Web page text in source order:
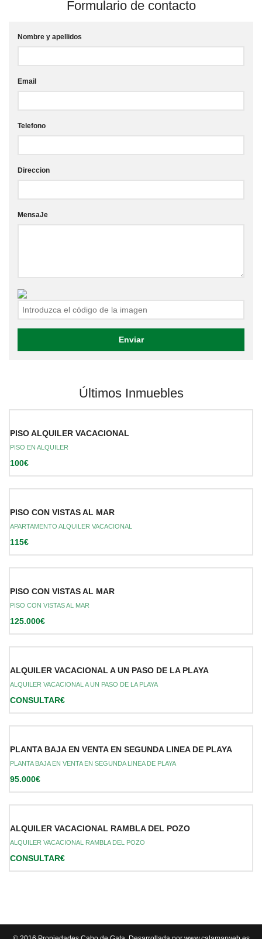
Formulario de contacto
Nombre y apellidos
Email
Telefono
Direccion
MensaJe
Últimos Inmuebles
PISO ALQUILER VACACIONAL
PISO EN ALQUILER
100€
PISO CON VISTAS AL MAR
APARTAMENTO ALQUILER VACACIONAL
115€
PISO CON VISTAS AL MAR
PISO CON VISTAS AL MAR
125.000€
ALQUILER VACACIONAL A UN PASO DE LA PLAYA
ALQUILER VACACIONAL A UN PASO DE LA PLAYA
CONSULTAR€
PLANTA BAJA EN VENTA EN SEGUNDA LINEA DE PLAYA
PLANTA BAJA EN VENTA EN SEGUNDA LINEA DE PLAYA
95.000€
ALQUILER VACACIONAL RAMBLA DEL POZO
ALQUILER VACACIONAL RAMBLA DEL POZO
CONSULTAR€